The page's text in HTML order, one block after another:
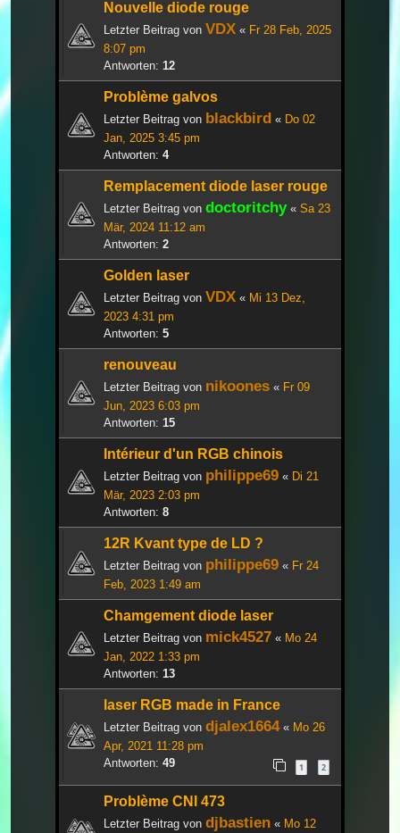
Nouvelle diode rouge
Letzter Beitrag von VDX « Fr 28 Feb, 2025
8:07 pm
Antworten: 12
Problème galvos
Letzter Beitrag von blackbird « Do 02
Jan, 2025 3:45 pm
Antworten: 4
Remplacement diode laser rouge
Letzter Beitrag von doctoritchy« Sa 23
Mär, 2024 11:12 am
Antworten: 2
Golden laser
Letzter Beitrag von VDX « Mi 13 Dez,
2023 4:31 pm
Antworten: 5
renouveau
Letzter Beitrag von nikoones « Fr 09
Jun, 2023 6:03 pm
Antworten: 15
Intérieur d'un RGB chinois
Letzter Beitrag von philippe69 « Di 21
Mär, 2023 2:03 pm
Antworten: 8
12R Kvant type de LD ?
Letzter Beitrag von philippe69 « Fr 24
Feb, 2023 1:49 am
Chamgement diode laser
Letzter Beitrag von mick4527 « Mo 24
Jan, 2022 1:33 pm
Antworten: 13
laser RGB made in France
Letzter Beitrag von djalex1664« Mo 26
Apr, 2021 11:28 pm
Antworten: 49 1 2
Problème CNI 473
Letzter Beitrag von djbastien « Mo 12